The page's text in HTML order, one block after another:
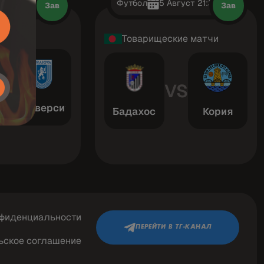
18:00 Зав
Университатя Крайова
Футбол 5 Август 21:30 Зав
Товарищеские матчи
Бадахос
VS
Кория
соглашение
ПЕРЕЙТИ В ТГ-КАНАЛ